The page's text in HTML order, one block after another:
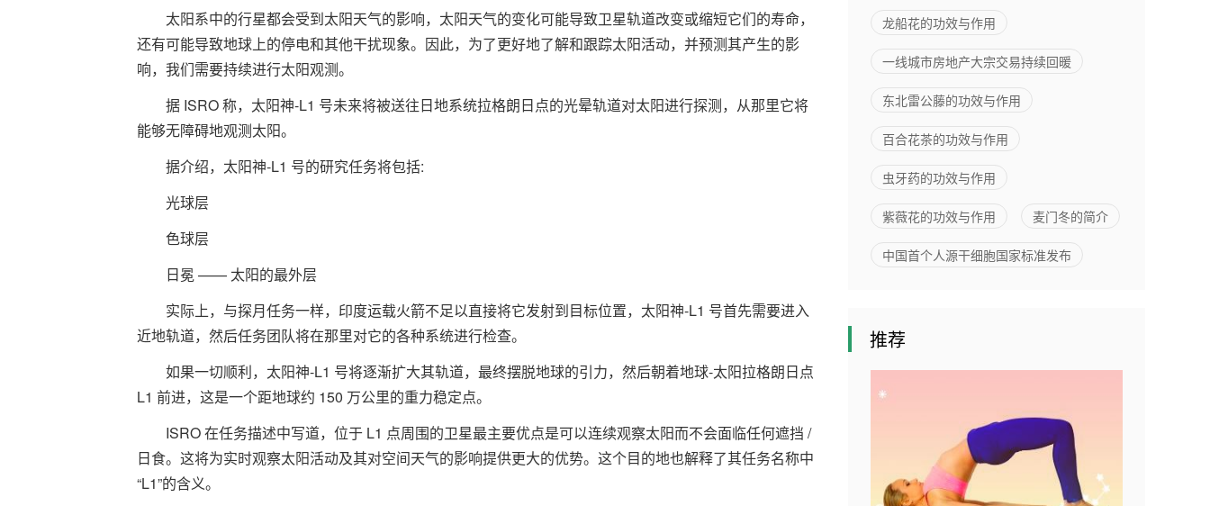
太阳系中的行星都会受到太阳天气的影响，太阳天气的变化可能导致卫星轨道改变或缩短它们的寿命，
还有可能导致地球上的停电和其他干扰现象。因此，为了更好地了解和跟踪太阳活动，并预测其产生的影
响，我们需要持续进行太阳观测。
据 ISRO 称，太阳神-L1 号未来将被送往日地系统拉格朗日点的光晕轨道对太阳进行探测，从那里它将
能够无障碍地观测太阳。
据介绍，太阳神-L1 号的研究任务将包括:
光球层
色球层
日冕 —— 太阳的最外层
实际上，与探月任务一样，印度运载火箭不足以直接将它发射到目标位置，太阳神-L1 号首先需要进入
近地轨道，然后任务团队将在那里对它的各种系统进行检查。
如果一切顺利，太阳神-L1 号将逐渐扩大其轨道，最终摆脱地球的引力，然后朝着地球-太阳拉格朗日点
L1 前进，这是一个距地球约 150 万公里的重力稳定点。
ISRO 在任务描述中写道，位于 L1 点周围的卫星最主要优点是可以连续观察太阳而不会面临任何遮挡 /
日食。这将为实时观察太阳活动及其对空间天气的影响提供更大的优势。这个目的地也解释了其任务名称中
“L1”的含义。
亿元
龙船花的功效与作用
一线城市房地产大宗交易持续回暖
东北雷公藤的功效与作用
百合花茶的功效与作用
虫牙药的功效与作用
紫薇花的功效与作用 麦门冬的简介
中国首个人源干细胞国家标准发布
推荐